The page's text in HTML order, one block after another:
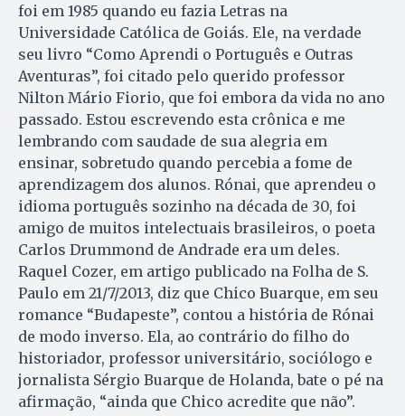
foi em 1985 quando eu fazia Letras na
Universidade Católica de Goiás. Ele, na verdade
seu livro “Como Aprendi o Português e Outras
Aventuras”, foi citado pelo querido professor
Nilton Mário Fiorio, que foi embora da vida no ano
passado. Estou escrevendo esta crônica e me
lembrando com saudade de sua alegria em
ensinar, sobretudo quando percebia a fome de
aprendizagem dos alunos. Rónai, que aprendeu o
idioma português sozinho na década de 30, foi
amigo de muitos intelectuais brasileiros, o poeta
Carlos Drummond de Andrade era um deles.
Raquel Cozer, em artigo publicado na Folha de S.
Paulo em 21/7/2013, diz que Chico Buarque, em seu
romance “Budapeste”, contou a história de Rónai
de modo inverso. Ela, ao contrário do filho do
historiador, professor universitário, sociólogo e
jornalista Sérgio Buarque de Holanda, bate o pé na
afirmação, “ainda que Chico acredite que não”.